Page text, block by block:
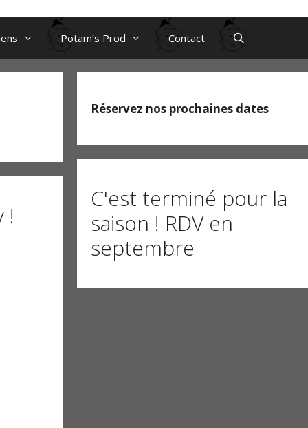
Potam’s Prod Contact
!
Réservez nos prochaines dates
C'est terminé pour la
saison ! RDV en
septembre